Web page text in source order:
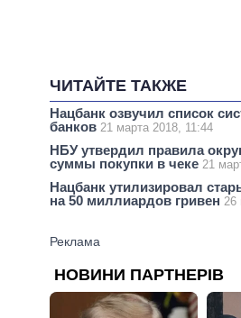
ЧИТАЙТЕ ТАКЖЕ
Нацбанк озвучил список
банков 21 марта 2018, 11:44
НБУ утвердил правила
суммы покупки в чеке 21
Нацбанк утилизировал
на 50 миллиардов гривен 26